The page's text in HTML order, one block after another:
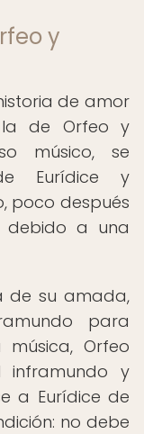
y
de amor
de Orfeo y
músico, se
Eurídice y
poco después
debido a una
de su amada,
para
Orfeo
inframundo y
a Eurídice de
no debe